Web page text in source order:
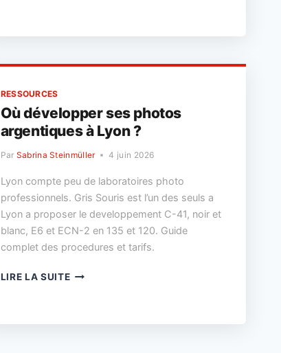
RESSOURCES
Où développer ses photos
argentiques à Lyon ?
Par Sabrina Steinmüller 4 juin 2026
Lyon compte peu de laboratoires photo
professionnels. Gris Souris est l’un des seuls a
Lyon a proposer le developpement C-41, noir et
blanc, E6 et ECN-2 en 135 et 120. Guide
complet des procedures et tarifs.
LIRE LA SUITEOÙ